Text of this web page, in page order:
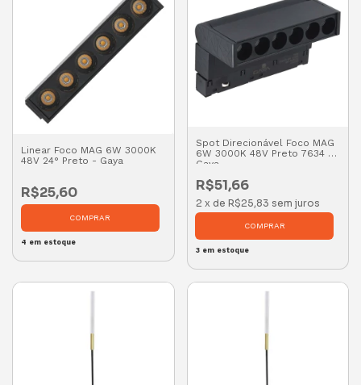
Linear Foco MAG 6W 3000K
48V 24° Preto - Gaya
R$25,60
4 em estoque
Spot Direcionável Foco MAG
6W 3000K 48V Preto 7634 -
Gaya
R$51,66
2 x de R$25,83 sem juros
3em estoque